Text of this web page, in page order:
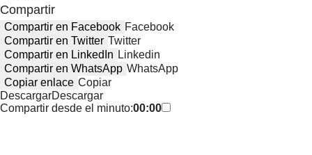
Compartir
Compartir en Facebook Facebook
Compartir en Twitter Twitter
Compartir en LinkedIn Linkedin
Compartir en WhatsApp WhatsApp
Copiar enlace Copiar
DescargarDescargar
Compartir desde el minuto:00:00